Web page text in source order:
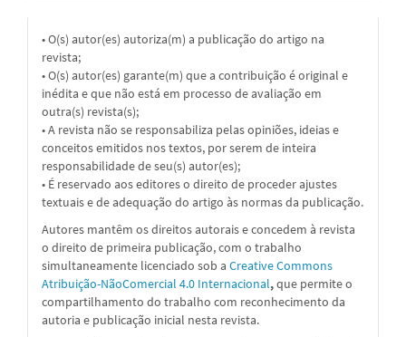
• O(s) autor(es) autoriza(m) a publicação do artigo na
revista;
• O(s) autor(es) garante(m) que a contribuição é original e
inédita e que não está em processo de avaliação em
outra(s) revista(s);
• A revista não se responsabiliza pelas opiniões, ideias e
conceitos emitidos nos textos, por serem de inteira
responsabilidade de seu(s) autor(es);
• É reservado aos editores o direito de proceder ajustes
textuais e de adequação do artigo às normas da publicação.
Autores mantêm os direitos autorais e concedem à revista
o direito de primeira publicação, com o trabalho
simultaneamente licenciado sob a Creative Commons
Atribuição-NãoComercial 4.0 Internacional,que permite o
compartilhamento do trabalho com reconhecimento da
autoria e publicação inicial nesta revista.